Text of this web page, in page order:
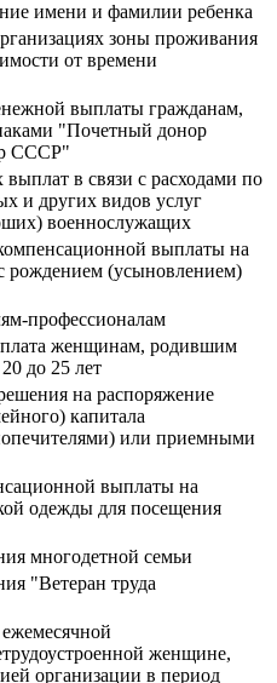
имени и фамилии ребенка
зоны проживания
от времени
выплаты гражданам,
"Почетный донор
СССР"
в связи с расходами по
и других видов услуг
военнослужащих
выплаты на
рождением (усыновлением)
профессионалам
женщинам, родившим
до 25 лет
на распоряжение
капитала
или приемными
выплаты на
одежды для посещения
многодетной семьи
"Ветеран труда
женщине,
организации в период